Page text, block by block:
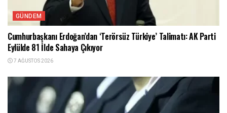
GÜNDEM
Cumhurbaşkanı Erdoğan’dan ‘Terörsüz Türkiye’ Talimatı: AK Parti
Eylülde 81 İlde Sahaya Çıkıyor
7 AĞUSTOS 2026